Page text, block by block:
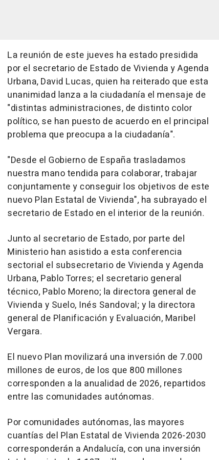
La reunión de este jueves ha estado presidida
por el secretario de Estado de Vivienda y Agenda
Urbana, David Lucas, quien ha reiterado que esta
unanimidad lanza a la ciudadanía el mensaje de
"distintas administraciones, de distinto color
político, se han puesto de acuerdo en el principal
problema que preocupa a la ciudadanía".
"Desde el Gobierno de España trasladamos
nuestra mano tendida para colaborar, trabajar
conjuntamente y conseguir los objetivos de este
nuevo Plan Estatal de Vivienda", ha subrayado el
secretario de Estado en el interior de la reunión.
Junto al secretario de Estado, por parte del
Ministerio han asistido a esta conferencia
sectorial el subsecretario de Vivienda y Agenda
Urbana, Pablo Torres; el secretario general
técnico, Pablo Moreno; la directora general de
Vivienda y Suelo, Inés Sandoval; y la directora
general de Planificación y Evaluación, Maribel
Vergara.
El nuevo Plan movilizará una inversión de 7.000
millones de euros, de los que 800 millones
corresponden a la anualidad de 2026, repartidos
entre las comunidades autónomas.
Por comunidades autónomas, las mayores
cuantías del Plan Estatal de Vivienda 2026-2030
corresponderán a Andalucía, con una inversión